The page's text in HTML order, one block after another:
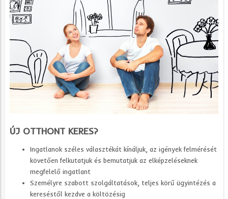
ÚJ OTTHONT KERES?
Ingatlanok széles választékát kínáljuk, az igények felmérését
követően felkutatjuk és bemutatjuk az elképzeléseknek
megfelelő ingatlant
Személyre szabott szolgáltatások, teljes körű ügyintézés a
kereséstől kezdve a költözésig